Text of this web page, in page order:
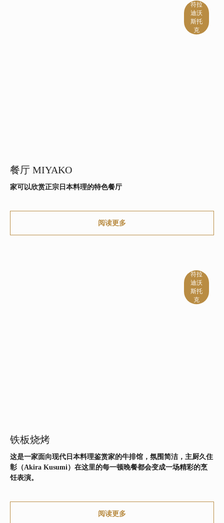
符拉
迪沃
斯托
克
餐厅 MIYAKO
家可以欣赏正宗日本料理的特色餐厅
阅读更多
符拉
迪沃
斯托
克
铁板烧烤
这是一家面向现代日本料理鉴赏家的牛排馆，氛围简洁，主厨久住
彰（Akira Kusumi）在这里的每一顿晚餐都会变成一场精彩的烹
饪表演。
阅读更多